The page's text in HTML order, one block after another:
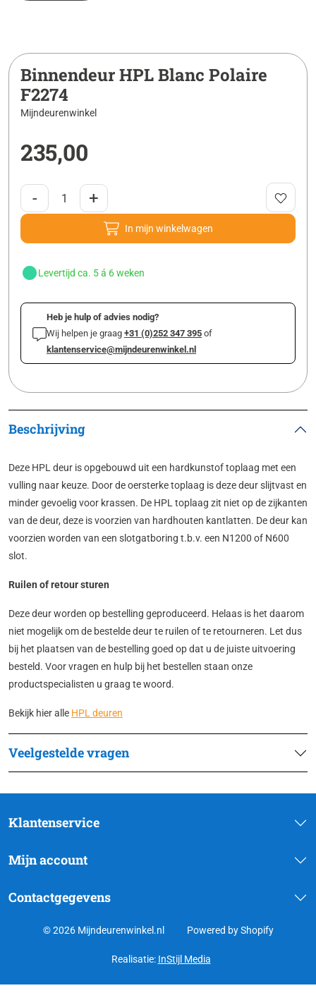
Binnendeur HPL Blanc Polaire
F2274
Mijndeurenwinkel
235,00
- +
In mijn winkelwagen
Levertijd ca. 5 á 6 weken
Heb je hulp of advies nodig?
Wij helpen je graag +31 (0)252 347 395 of
klantenservice@mijndeurenwinkel.nl
Beschrijving
Deze HPL deur is opgebouwd uit een hardkunstof toplaag met een
vulling naar keuze. Door de oersterke toplaag is deze deur slijtvast en
minder gevoelig voor krassen. De HPL toplaag zit niet op de zijkanten
van de deur, deze is voorzien van hardhouten kantlatten. De deur kan
voorzien worden van een slotgatboring t.b.v. een N1200 of N600
slot.
Ruilen of retour sturen
Deze deur worden op bestelling geproduceerd. Helaas is het daarom
niet mogelijk om de bestelde deur te ruilen of te retourneren. Let dus
bij het plaatsen van de bestelling goed op dat u de juiste uitvoering
besteld. Voor vragen en hulp bij het bestellen staan onze
productspecialisten u graag te woord.
Bekijk hier alle HPL deuren
Veelgestelde vragen
Klantenservice
Mijn account
Contactgegevens
© 2026 Mijndeurenwinkel.nl Powered by Shopify
Realisatie: InStijl Media